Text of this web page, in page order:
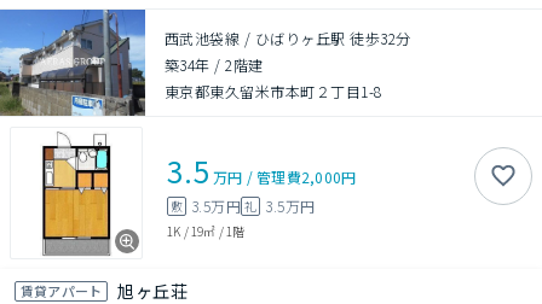
西武池袋線 / ひばりヶ丘駅 徒歩32分
築34年 /2階建
東京都東久留米市本町２丁目1-8
3.5 万円 /管理費2,000円
敷 3.5万円礼 3.5万円
1K / 19㎡ / 1階
賃貸アパート 旭ヶ丘荘